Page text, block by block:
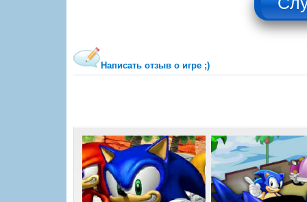
Написать отзыв о игре ;)